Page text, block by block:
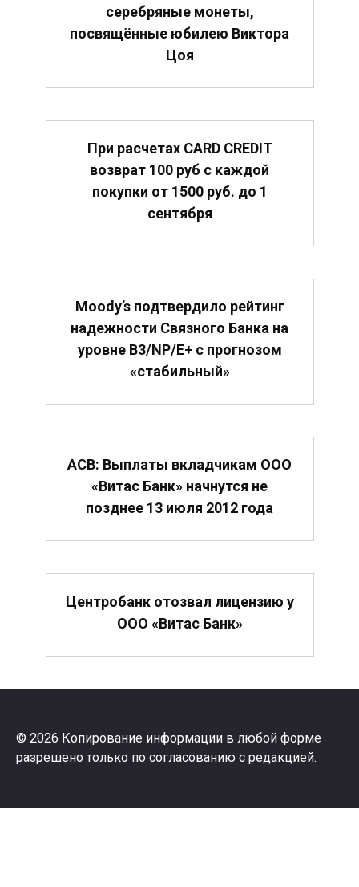
серебряные монеты,
посвящённые юбилею Виктора
Цоя
При расчетах CARD CREDIT
возврат 100 руб с каждой
покупки от 1500 руб. до 1
сентября
Moody’s подтвердило рейтинг
надежности Связного Банка на
уровне B3/NP/E+ с прогнозом
«стабильный»
АСВ: Выплаты вкладчикам ООО
«Витас Банк» начнутся не
позднее 13 июля 2012 года
Центробанк отозвал лицензию у
ООО «Витас Банк»
© 2026 Копирование информации в любой форме
разрешено только по согласованию с редакцией.